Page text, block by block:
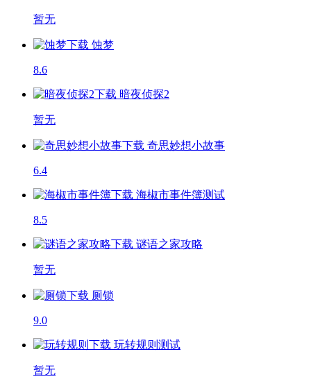
暂无
蚀梦
8.6
暗夜侦探2
暂无
奇思妙想小故事
6.4
海椒市事件簿测试
8.5
谜语之家攻略
暂无
厕锁
9.0
玩转规则 测试
暂无